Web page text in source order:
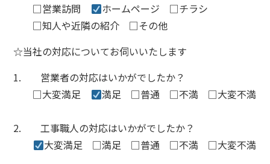
□営業訪問
ホームページ □チラシ
□知人や近隣の紹介 □その他
☆当社の対応についてお伺いいたします
1. 営業者の対応はいかがでしたか？
□大変満足
満足 □普通 □不満 □大変不満
2. 工事職人の対応はいかがでしたか？
大変満足 □満足 □普通 □不満 □大変不満